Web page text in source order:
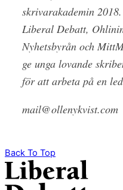
skrivarakademin
Liberal Debatt,
Nyhetsbyrån och
ge unga lovande
för att arbeta på en
mail@ollenykvist.com
Back To Top